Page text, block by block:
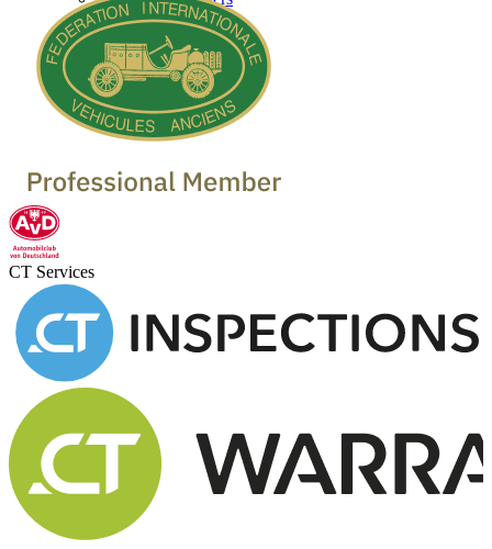
CT Services